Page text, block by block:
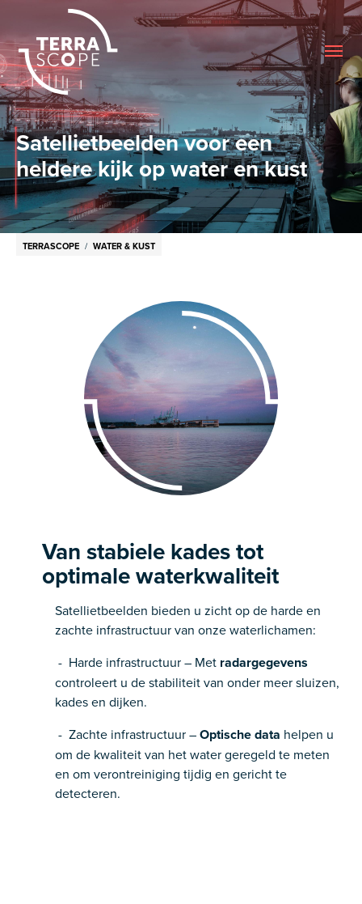
Satellietbeelden voor een
heldere kijk op water en kust
Breadcrumb
TERRASCOPE WATER & KUST
Van stabiele kades tot
optimale waterkwaliteit
Satellietbeelden bieden u zicht op de harde en
zachte infrastructuur van onze waterlichamen:
- Harde infrastructuur – Met radargegevens
controleert u de stabiliteit van onder meer sluizen,
kades en dijken.
- Zachte infrastructuur –Optische data helpen u
om de kwaliteit van het water geregeld te meten
en om verontreiniging tijdig en gericht te
detecteren.